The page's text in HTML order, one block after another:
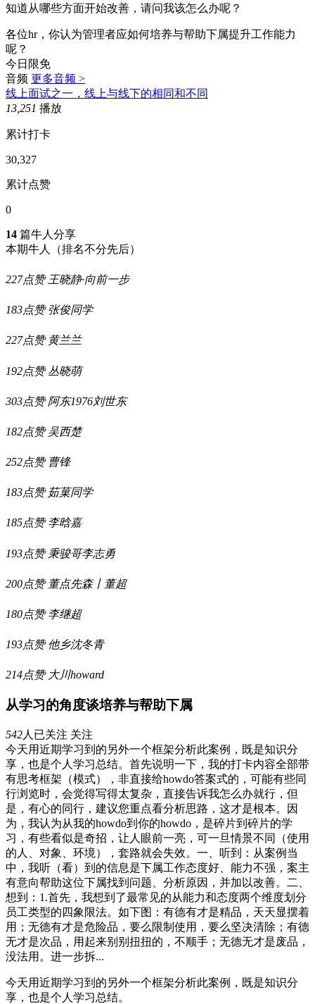
知道从哪些方面开始改善，请问我该怎么办呢？
各位hr，你认为管理者应如何培养与帮助下属提升工作能力
呢？
今日限免
音频 更多音频 >
线上面试之一，线上与线下的相同和不同
13,251 播放
累计打卡
30,327
累计点赞
0
14 篇牛人分享
本期牛人
（排名不分先后）
227点赞 王晓静·向前一步
183点赞 张俊同学
227点赞 黄兰兰
192点赞 丛晓萌
303点赞 阿东1976刘世东
182点赞 吴西楚
252点赞 曹锋
183点赞 茹菓同学
185点赞 李晗嘉
193点赞 秉骏哥李志勇
200点赞 董点先森丨董超
180点赞 李继超
193点赞 他乡沈冬青
214点赞 大川howard
从学习的角度谈培养与帮助下属
542人已关注 关注
今天用近期学习到的另外一个框架分析此案例，既是知识分
享，也是个人学习总结。首先说明一下，我的打卡内容全部带
有思考框架（模式），非直接给howdo答案式的，可能有些同
行浏览时，会觉得写得太复杂，直接告诉我怎么办就行，但
是，有心的同行，建议您重点看分析思路，这才是根本。因
为，我认为从我的howdo到你的howdo，是碎片到碎片的学
习，有些看似是奇招，让人眼前一亮，可一旦情景不同（使用
的人、对象、环境），套路就会失效。一、听到：从案例当
中，我听（看）到的信息是下属工作态度好、能力不强，案主
有意向帮助这位下属找到问题、分析原因，并加以改善。二、
想到：1.首先，我想到了最常见的从能力和态度两个维度划分
员工类型的四象限法。如下图：有德有才是精品，天天显摆着
用；无德有才是危险品，要么限制使用，要么坚决清除；有德
无才是次品，用起来别别扭扭的，不顺手；无德无才是废品，
没法用。进一步拆...
今天用近期学习到的另外一个框架分析此案例，既是知识分
享，也是个人学习总结。